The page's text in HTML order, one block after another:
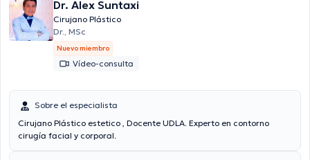
Dr. Alex Suntaxi
Cirujano Plástico
Dr., MSc
Nuevo miembro
Vídeo-consulta
Sobre el especialista
Cirujano Plástico estetico , Docente UDLA. Experto en contorno
cirugía facial y corporal.